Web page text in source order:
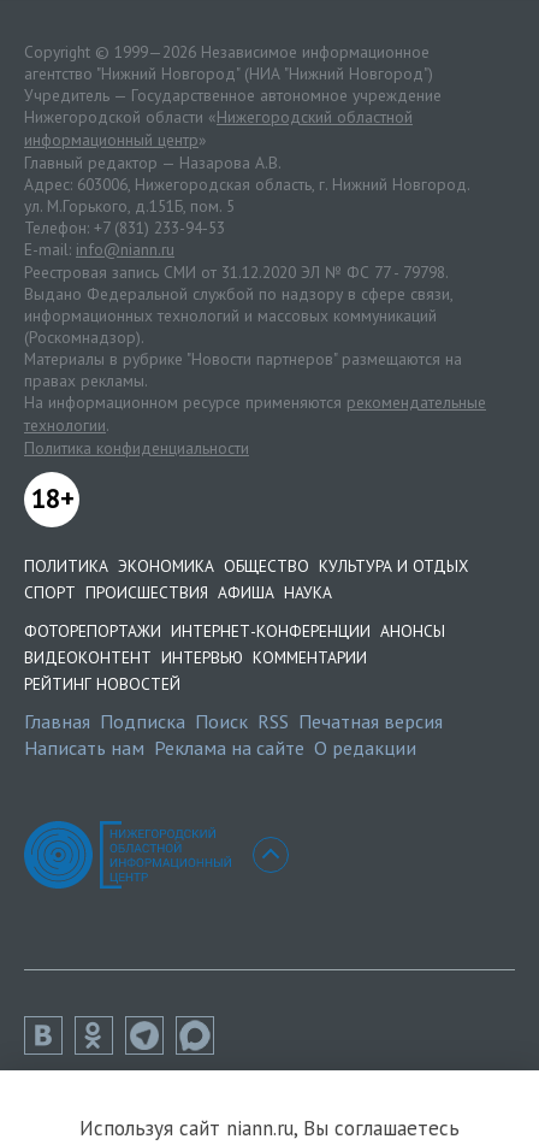
Copyright © 1999—2026 Независимое информационное
агентство "Нижний Новгород" (НИА "Нижний Новгород")
Учредитель — Государственное автономное учреждение
Нижегородской области «Нижегородский областной
информационный центр»
Главный редактор — Назарова А.В.
Адрес: 603006, Нижегородская область, г. Нижний Новгород.
ул. М.Горького, д.151Б, пом. 5
Телефон: +7 (831) 233-94-53
E-mail: info@niann.ru
Реестровая запись СМИ от 31.12.2020 ЭЛ № ФС 77 - 79798.
Выдано Федеральной службой по надзору в сфере связи,
информационных технологий и массовых коммуникаций
(Роскомнадзор).
Материалы в рубрике "Новости партнеров" размещаются на
правах рекламы.
На информационном ресурсе применяются рекомендательные
технологии.
Политика конфиденциальности
18+
ПОЛИТИКА ЭКОНОМИКА ОБЩЕСТВО КУЛЬТУРА И ОТДЫХ
СПОРТ ПРОИСШЕСТВИЯ АФИША НАУКА
ФОТОРЕПОРТАЖИ ИНТЕРНЕТ-КОНФЕРЕНЦИИ АНОНСЫ
ВИДЕОКОНТЕНТ ИНТЕРВЬЮ КОММЕНТАРИИ
РЕЙТИНГ НОВОСТЕЙ
Главная Подписка Поиск RSS Печатная версия
Написать нам Реклама на сайте О редакции
Используя сайт niann.ru, Вы соглашаетесь